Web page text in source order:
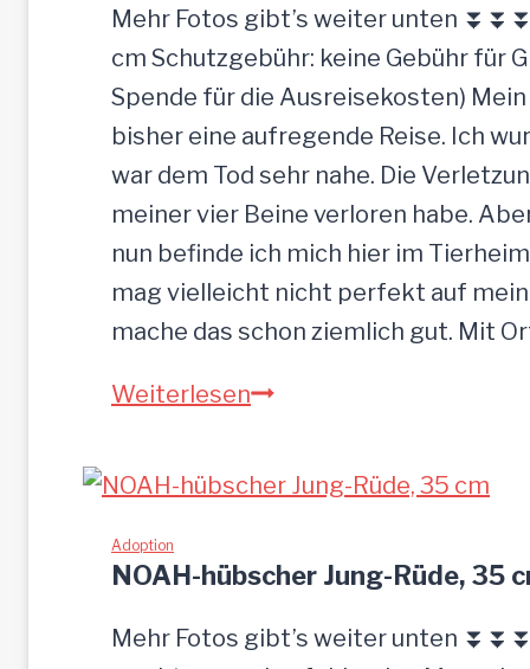
Mehr Fotos gibt’s weiter unten
cm Schutzgebühr: keine Gebühr für
Spende für die Ausreisekosten)
bisher eine aufregende Reise. Ich
war dem Tod sehr nahe. Die
meiner vier Beine verloren habe.
nun befinde ich mich hier im
mag vielleicht nicht perfekt auf
mache das schon ziemlich gut. Mit
WeiterlesenS
n
–
G
Adoption
NOAH-hübscher Jung-Rüde, 35
Mehr Fotos gibt’s weiter unten